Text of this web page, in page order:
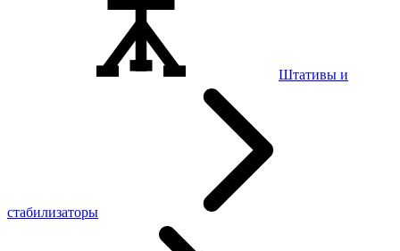
Штативы и
стабилизаторы